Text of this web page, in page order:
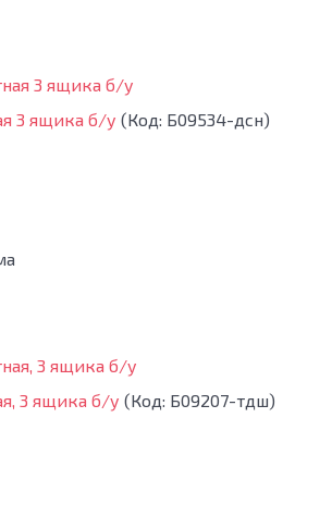
3 ящика б/у (Код: Б09534-дсн)
3 ящика б/у (Код: Б09207-тдш)